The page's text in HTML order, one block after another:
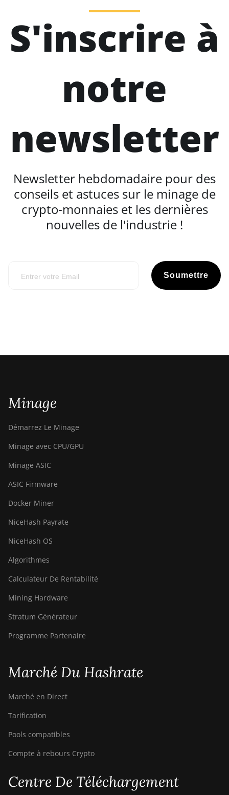
S'inscrire à
notre
newsletter
Newsletter hebdomadaire pour des
conseils et astuces sur le minage de
crypto-monnaies et les dernières
nouvelles de l'industrie !
Soumettre
Minage
Démarrez Le Minage
Minage avec CPU/GPU
Minage ASIC
ASIC Firmware
Docker Miner
NiceHash Payrate
NiceHash OS
Algorithmes
Calculateur De Rentabilité
Mining Hardware
Stratum Générateur
Programme Partenaire
Marché Du Hashrate
Marché en Direct
Tarification
Pools compatibles
Compte à rebours Crypto
Centre De Téléchargement